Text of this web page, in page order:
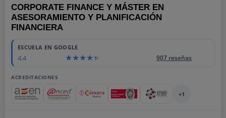
CORPORATE FINANCE Y MÁSTER EN
ASESORAMIENTO Y PLANIFICACIÓN
FINANCIERA
ESCUELA EN GOOGLE
4.4 907 reseñas
ACREDITACIONES
+1